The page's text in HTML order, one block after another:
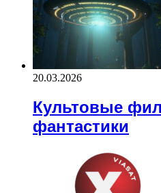
20.03.2026
Культовые
фантастики